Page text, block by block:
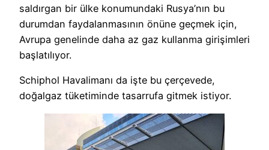
saldırgan bir ülke konumundaki Rusya’nın bu
durumdan faydalanmasının önüne geçmek için,
Avrupa genelinde daha az gaz kullanma girişimleri
başlatılıyor.
Schiphol Havalimanı da işte bu çerçevede,
doğalgaz tüketiminde tasarrufa gitmek istiyor.